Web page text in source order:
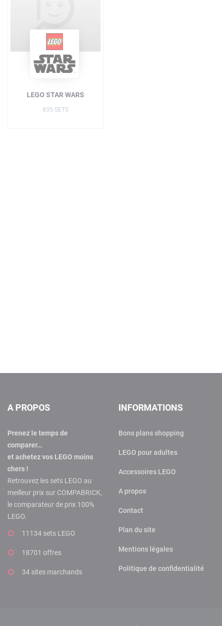
LEGO STAR WARS
835 SETS
A PROPOS
Prenez le temps de
comparer…
et achetez vos LEGO moins
chers !
Retrouvez les sets LEGO au
meilleur prix sur COMPABRICK,
le comparateur de prix 100%
LEGO.
11134 sets LEGO
18701 offres
34 sites marchands
INFORMATIONS
Bons plans shopping
LEGO pour adultes
Accessoires LEGO
A propos
Contact
Plan du site
Mentions légales
Politique de confidentialité